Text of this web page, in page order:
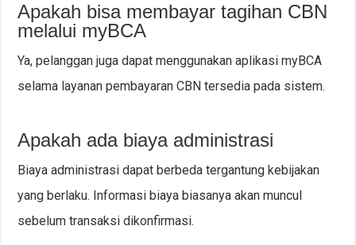
Apakah bisa membayar tagihan CBN
melalui myBCA
Ya, pelanggan juga dapat menggunakan aplikasi myBCA
selama layanan pembayaran CBN tersedia pada sistem.
Apakah ada biaya administrasi
Biaya administrasi dapat berbeda tergantung kebijakan
yang berlaku. Informasi biaya biasanya akan muncul
sebelum transaksi dikonfirmasi.